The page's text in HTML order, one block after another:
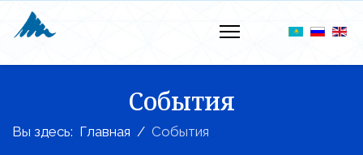
События
Вы здесь: Главная События